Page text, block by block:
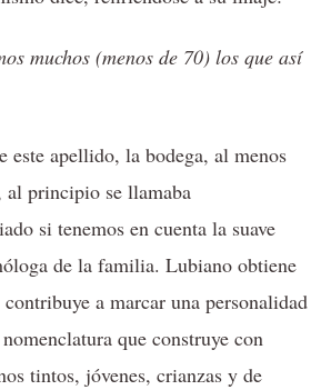
muchos (menos de 70) los que así
este apellido, la bodega, al menos
al principio se llamaba
si tenemos en cuenta la suave
de la familia. Lubiano obtiene
a marcar una personalidad
que construye con
tintos, jóvenes, crianzas y de